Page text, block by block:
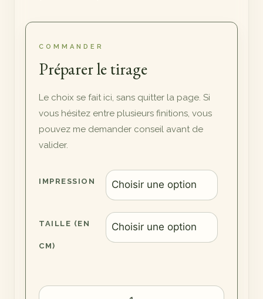
COMMANDER
Préparer le tirage
Le choix se fait ici, sans quitter la page. Si
vous hésitez entre plusieurs finitions, vous
pouvez me demander conseil avant de
valider.
IMPRESSION
TAILLE (EN
CM)
quantité